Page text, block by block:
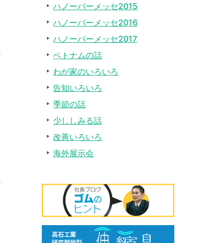
ハノーバーメッセ2015
ハノーバーメッセ2016
ハノーバーメッセ2017
ベトナムの話
わが家のいろいろ
告知いろいろ
季節の話
少ししみる話
改善いろいろ
海外展示会